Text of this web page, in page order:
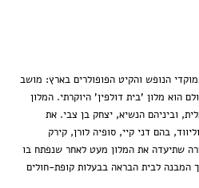
במוקדי הנופש והקיט הפופולרים בארץ: מושב
הוא מלון 'בית דולפין' היוקרתי. המלון
וביניהם הנשיא, יצחק בן צבי. את
בהם דני קיי, סופיה לורן, קירק
שתיעדה את המלון מעט לאחר שנפתח בו
ומודרני בשנות ה-70 הפך המבנה לבית הבראה בבעלות קופת-חולים